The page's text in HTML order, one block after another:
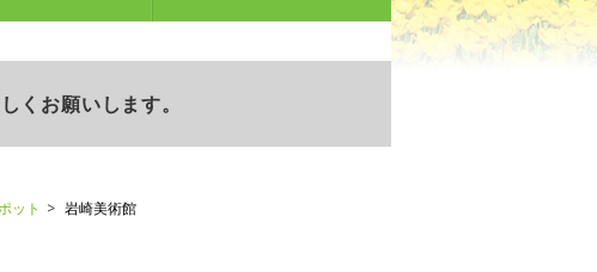
くお願いします。
ット 岩崎美術館